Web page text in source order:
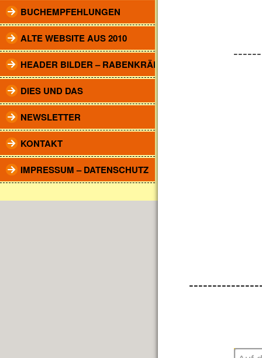
BUCHEMPFEHLUNGEN
ALTE WEBSITE AUS 2010
HEADER BILDER – RABENKRÄHEN
DIES UND DAS
NEWSLETTER
KONTAKT
IMPRESSUM – DATENSCHUTZ